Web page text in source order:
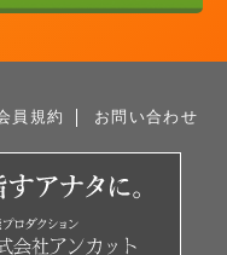
員規約 お問い合わせ